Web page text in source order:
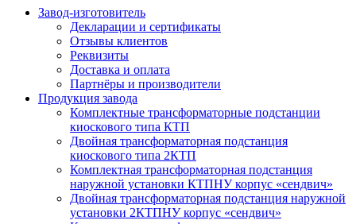
Завод-изготовитель
Декларации и сертификаты
Отзывы клиентов
Реквизиты
Доставка и оплата
Партнёры и производители
Продукция завода
Комплектные трансформаторные подстанции
киоскового типа КТП
Двойная трансформаторная подстанция
киоскового типа 2КТП
Комплектная трансформаторная подстанция
наружной установки КТПНУкорпус «сендвич»
Двойная трансформаторная подстанция наружной
установки 2КТПНУкорпус «сендвич»